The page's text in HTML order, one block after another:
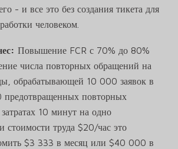
- и все это без создания тикета для
человеком.
Повышение FCR с 70% до 80%
числа повторных обращений на
обрабатывающей 10 000 заявок в
предотвращенных повторных
10 минут на одно
стоимости труда $20/час это
$3 333 в месяц или $40 000 в